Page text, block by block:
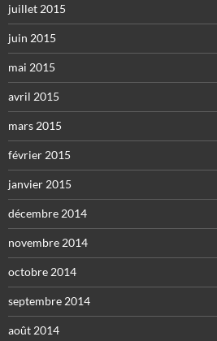
juillet 2015
juin 2015
mai 2015
avril 2015
mars 2015
février 2015
janvier 2015
décembre 2014
novembre 2014
octobre 2014
septembre 2014
août 2014